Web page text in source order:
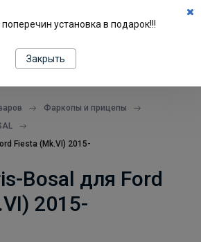
Фаркопы и прицепы
Fiesta (Mk.VI) 2015-
Bosal для Ford
2015-
установка в подарок!!!
Закрыть